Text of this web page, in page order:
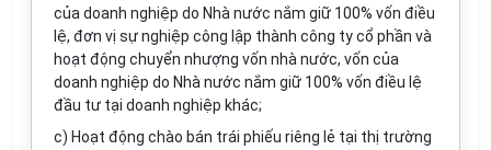
của doanh nghiệp do Nhà nước nắm giữ 100% vốn điều
lệ, đơn vị sự nghiệp công lập thành công ty cổ phần và
hoạt động chuyển nhượng vốn nhà nước, vốn của
doanh nghiệp do Nhà nước nắm giữ 100% vốn điều lệ
đầu tư tại doanh nghiệp khác;
c) Hoạt động chào bán trái phiếu riêng lẻ tại thị trường